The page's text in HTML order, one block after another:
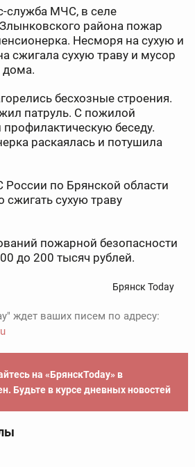
служба МЧС, в селе
района пожар
Несморя на сухую и
сжигала сухую траву и мусор
дома.
бесхозные строения.
патруль. С пожилой
беседу.
раскаялась и потушила
по Брянской области
сжигать сухую траву
пожарной безопасности
до 200 тысяч рублей.
Брянск Today
ждет ваших писем по адресу:
на «БрянскToday» в
Будьте в курсе дневных новостей